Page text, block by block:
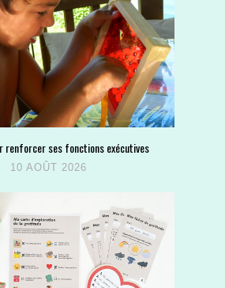
renforcer ses fonctions exécutives
10 AOÛT 2026